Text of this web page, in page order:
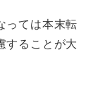
っては本末転
することが大